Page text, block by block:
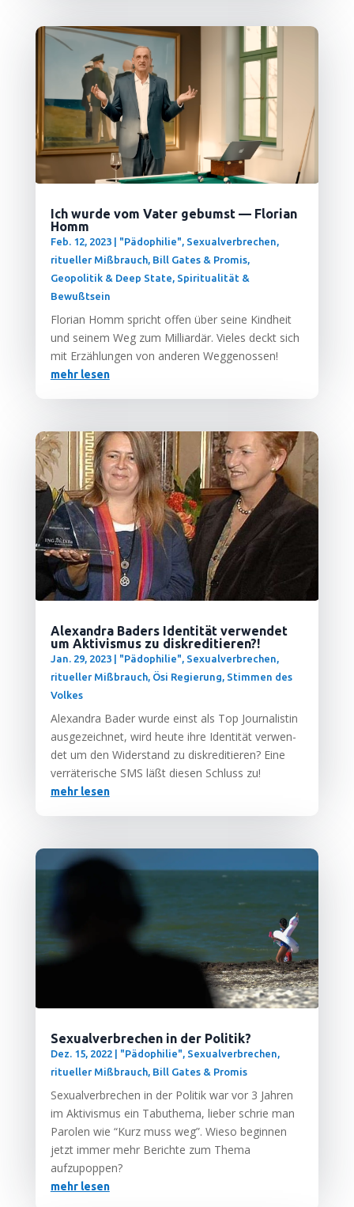
Ich wurde vom Vater gebumst — Florian
Homm
Feb. 12, 2023| "Pädophilie", Sexualverbrechen,
ritueller Mißbrauch, Bill Gates & Promis,
Geopolitik & Deep State Spiritualität &
Bewußtsein
Flo­ri­an Homm spricht offen über sei­ne Kind­heit
und sei­nem Weg zum Mil­li­ar­där. Vie­les deckt sich
mit Erzäh­lun­gen von ande­ren Weggenossen!
mehr lesen
Alexandra Baders Identität verwendet
um Aktivismus zu diskreditieren?!
Jan. 29, 2023| "Pädophilie", Sexualverbrechen,
ritueller Mißbrauch, Ösi Regierung, Stimmen des
Volkes
Alex­an­dra Bader wur­de einst als Top Jour­na­lis­tin
aus­ge­zeich­net, wird heu­te ihre Iden­ti­tät ver­wen­
det um den Wider­stand zu dis­kre­di­tie­ren? Eine
ver­rä­te­ri­sche SMS läßt die­sen Schluss zu!
mehr lesen
Sexualverbrechen in der Politik?
Dez. 15, 2022| "Pädophilie", Sexualverbrechen,
ritueller Mißbrauch, Bill Gates & Promis
Sexu­al­ver­bre­chen in der Poli­tik war vor 3 Jah­ren
im Akti­vis­mus ein Tabu­the­ma, lie­ber schrie man
Paro­len wie “Kurz muss weg”. Wie­so begin­nen
jetzt immer mehr Berich­te zum The­ma
aufzupoppen?
mehr lesen